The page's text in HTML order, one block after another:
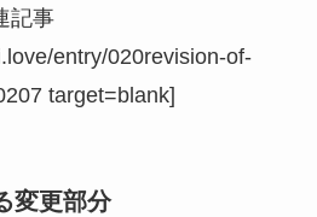
記事
entry/020revision-of-
target=blank]
変更部分